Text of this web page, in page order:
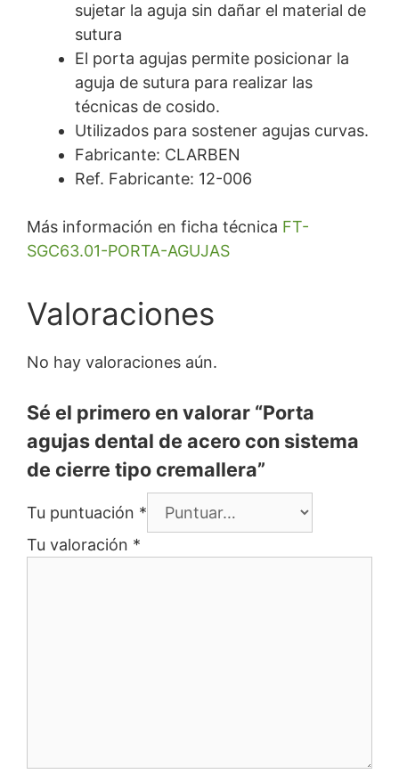
sujetar la aguja sin dañar el material de
sutura
El porta agujas permite posicionar la
aguja de sutura para realizar las
técnicas de cosido.
Utilizados para sostener agujas curvas.
Fabricante: CLARBEN
Ref. Fabricante: 12-006
Más información en ficha técnica FT-
SGC63.01-PORTA-AGUJAS
Valoraciones
No hay valoraciones aún.
Sé el primero en valorar “Porta
agujas dental de acero con sistema
de cierre tipo cremallera”
Tu puntuación *
Tu valoración *